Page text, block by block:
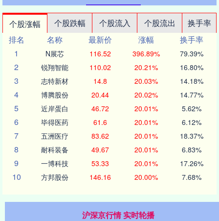
个股涨幅 个股跌幅 个股流入 个股流出
换手率
排名
名称 最新价 涨幅
换手率
1
N展芯 116.52 396.89% 79.39%
2 锐翔智能 110.02 20.21% 16.80%
3 志特新材 14.8 20.03% 14.18%
4 博腾股份 20.44 20.02% 14.77%
5 近岸蛋白 46.72 20.01% 5.62%
6 毕得医药 61.6 20.01% 6.12%
7 五洲医疗 83.62 20.01% 18.37%
8 耐科装备 49.67 20.01% 6.83%
9 一博科技 53.33 20.01% 17.26%
10 方邦股份 146.16 20.00% 7.68%
沪深京行情 实时轮播